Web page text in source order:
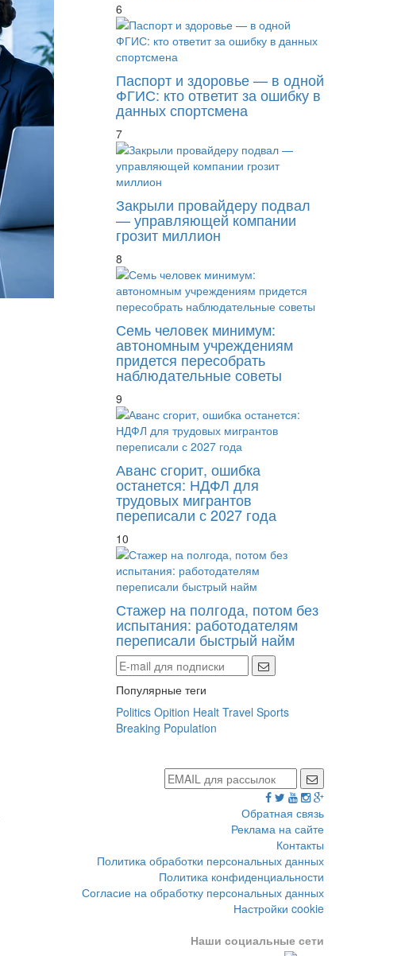
6
Паспорт и здоровье — в одной
ФГИС: кто ответит за ошибку в
данных спортсмена
7
Закрыли провайдеру подвал
— управляющей компании
грозит миллион
8
Семь человек минимум:
автономным учреждениям
придется пересобрать
наблюдательные советы
9
Аванс сгорит, ошибка
останется: НДФЛ для
трудовых мигрантов
переписали с 2027 года
10
Стажер на полгода, потом без
испытания: работодателям
переписали быстрый найм
Популярные теги
Politics Opition Healt Travel Sports
Breaking Population
Обратная связь
Реклама на сайте
Контакты
Политика обработки персональных данных
Политика конфиденциальности
Согласие на обработку персональных данных
Настройки cookie
Наши социальные сети